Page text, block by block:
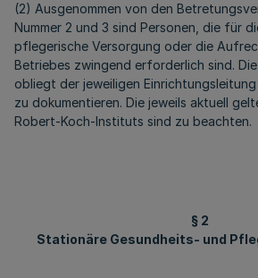
(2) Ausgenommen von den
Nummer 2 und 3 sind Personen, die für
pflegerische Versorgung oder die
Betriebes zwingend erforderlich sind.
obliegt der jeweiligen
zu dokumentieren. Die jeweils aktuell
Robert-Koch-Instituts sind zu beachten.
§ 2
Stationäre Gesundheits- und